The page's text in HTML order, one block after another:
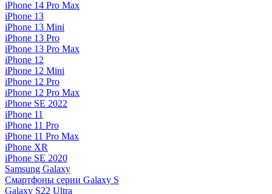
iPhone 14 Pro Max
iPhone 13
iPhone 13 Mini
iPhone 13 Pro
iPhone 13 Pro Max
iPhone 12
iPhone 12 Mini
iPhone 12 Pro
iPhone 12 Pro Max
iPhone SE 2022
iPhone 11
iPhone 11 Pro
iPhone 11 Pro Max
iPhone XR
iPhone SE 2020
Samsung Galaxy
Смартфоны серии Galaxy S
Galaxy S22 Ultra